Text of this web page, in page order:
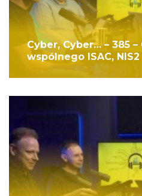
Cyber, Cyber… – 385 –
wspólnego ISAC,